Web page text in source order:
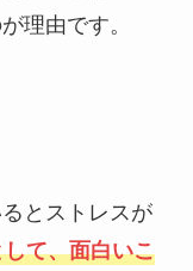
理由です。
とストレスが
て、面白いこ